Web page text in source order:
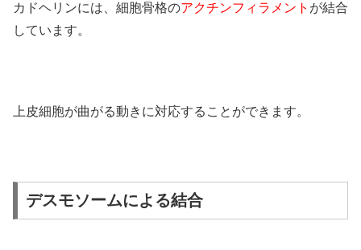
カドヘリンには、細胞骨格のアクチンフィラメント が結合
しています。
上皮細胞が曲がる動きに対応することができます。
デスモソームによる結合